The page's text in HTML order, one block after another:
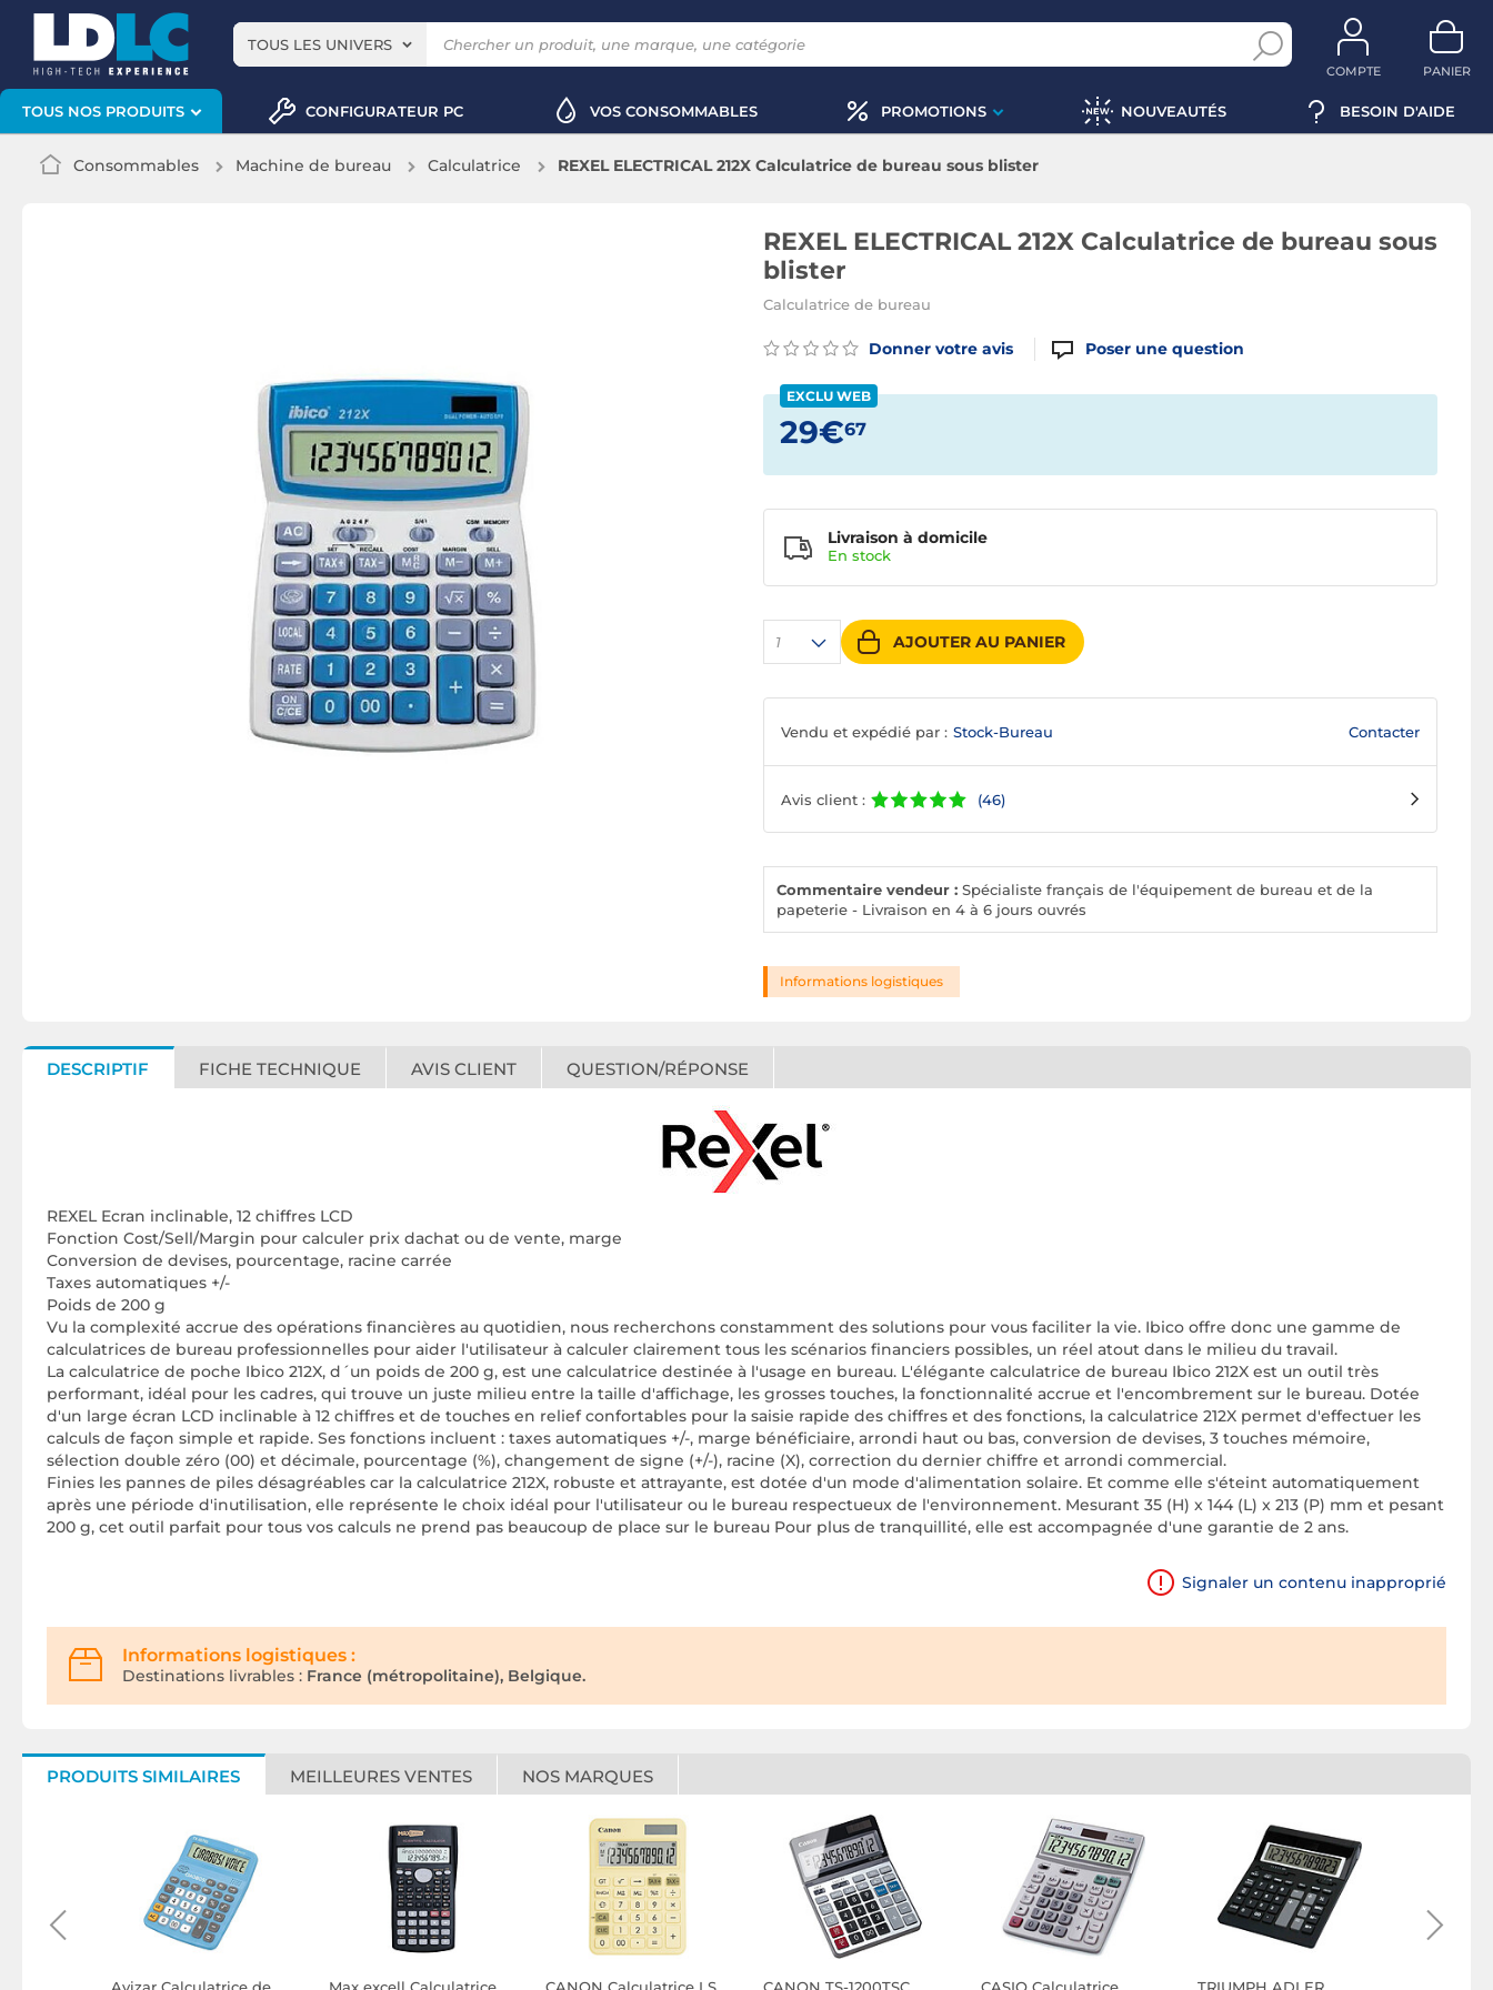
TOUS LES UNIVERS
COMPTE PANIER
TOUS NOS PRODUITS CONFIGURATEUR PC VOS CONSOMMABLES PROMOTIONS NOUVEAUTÉS BESOIN D'AIDE
Consommables Machine de bureau Calculatrice REXEL ELECTRICAL 212X Calculatrice de bureau sous blister
REXEL ELECTRICAL 212X Calculatrice de bureau sous
blister
Calculatrice de bureau
Donner votre avis Poser une question
EXCLU WEB
29€67
1 AJOUTER AU PANIER
Livraison à domicile
En stock
Vendu et expédié par : Stock-Bureau Contacter
Avis client : (46)
Commentaire vendeur : Spécialiste français de l'équipement de bureau et de la
papeterie - Livraison en 4 à 6 jours ouvrés
Informations logistiques
DESCRIPTIF FICHE TECHNIQUE AVIS CLIENT QUESTION/RÉPONSE
REXEL Ecran inclinable, 12 chiffres LCD
Fonction Cost/Sell/Margin pour calculer prix dachat ou de vente, marge
Conversion de devises, pourcentage, racine carrée
Taxes automatiques +/-
Poids de 200 g
Vu la complexité accrue des opérations financières au quotidien, nous recherchons constamment des solutions pour vous faciliter la vie. Ibico offre donc une gamme de
calculatrices de bureau professionnelles pour aider l'utilisateur à calculer clairement tous les scénarios financiers possibles, un réel atout dans le milieu du travail.
La calculatrice de poche Ibico 212X, d´un poids de 200 g, est une calculatrice destinée à l'usage en bureau. L'élégante calculatrice de bureau Ibico 212X est un outil très
performant, idéal pour les cadres, qui trouve un juste milieu entre la taille d'affichage, les grosses touches, la fonctionnalité accrue et l'encombrement sur le bureau. Dotée
d'un large écran LCD inclinable à 12 chiffres et de touches en relief confortables pour la saisie rapide des chiffres et des fonctions, la calculatrice 212X permet d'effectuer les
calculs de façon simple et rapide. Ses fonctions incluent : taxes automatiques +/-, marge bénéficiaire, arrondi haut ou bas, conversion de devises, 3 touches mémoire,
sélection double zéro (00) et décimale, pourcentage (%), changement de signe (+/-), racine (X), correction du dernier chiffre et arrondi commercial.
Finies les pannes de piles désagréables car la calculatrice 212X, robuste et attrayante, est dotée d'un mode d'alimentation solaire. Et comme elle s'éteint automatiquement
après une période d'inutilisation, elle représente le choix idéal pour l'utilisateur ou le bureau respectueux de l'environnement. Mesurant 35 (H) x 144 (L) x 213 (P) mm et pesant
200 g, cet outil parfait pour tous vos calculs ne prend pas beaucoup de place sur le bureau Pour plus de tranquillité, elle est accompagnée d'une garantie de 2 ans.
Signaler un contenu inapproprié
Informations logistiques :
Destinations livrables : France (métropolitaine), Belgique.
PRODUITS SIMILAIRES MEILLEURES VENTES NOS MARQUES